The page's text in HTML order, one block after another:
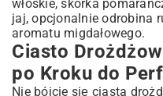
włoskie, skórka
jaj, opcjonalnie odrobina
aromatu migdałowego.
Ciasto
po Kroku do
Nie bójcie się ciasta